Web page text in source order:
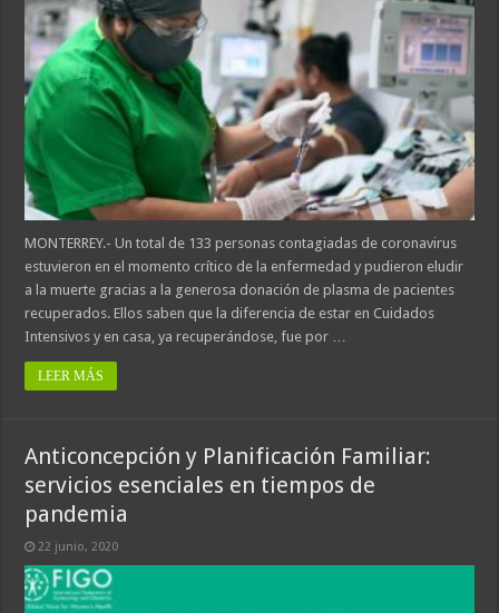
MONTERREY.- Un total de 133 personas contagiadas de coronavirus
estuvieron en el momento crítico de la enfermedad y pudieron eludir
a la muerte gracias a la generosa donación de plasma de pacientes
recuperados. Ellos saben que la diferencia de estar en Cuidados
Intensivos y en casa, ya recuperándose, fue por …
LEER MÁS
Anticoncepción y Planificación Familiar:
servicios esenciales en tiempos de
pandemia
22 junio, 2020